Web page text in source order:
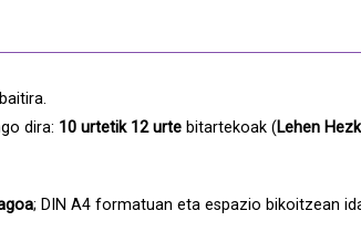
dira: 10 urtetik 12 urte bitartekoak (Lehen
; DIN A4 formatuan eta espazio bikoitzean